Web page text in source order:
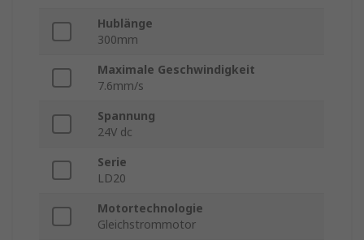
Hublänge
300mm
Maximale Geschwindigkeit
7.6mm/s
Spannung
24V dc
Serie
LD20
Motortechnologie
Gleichstrommotor